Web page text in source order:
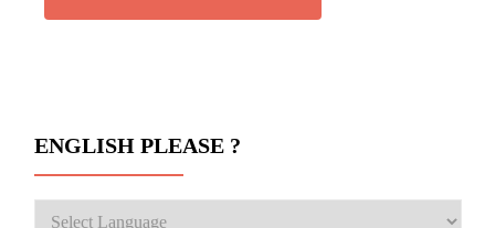
ENGLISH PLEASE ?